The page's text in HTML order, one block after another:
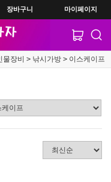
장바구니 마이페이지
물장비 낚시가방 이스케이프